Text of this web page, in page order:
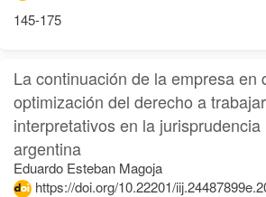
145-175
La continuación de la empresa en
optimización del derecho a
interpretativos en la jurisprudencia
argentina
Eduardo Esteban Magoja
https://doi.org/10.22201/